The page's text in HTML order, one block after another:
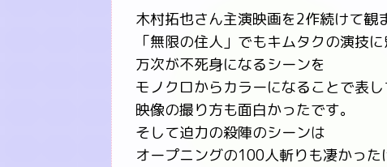
木村拓也さん主演映画を2作続けて観
「無限の住人」でもキムタクの演技
万次が不死身になるシーンを
モノクロからカラーになることで表し
映像の撮り方も面白かったです。
そして迫力の殺陣のシーンは
オープニングの100人斬りも凄かった